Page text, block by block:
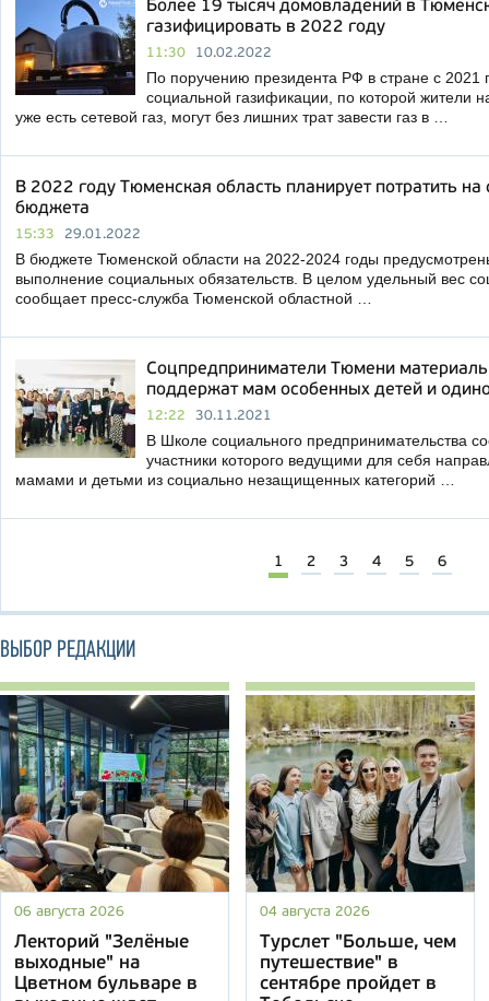
Более 19 тысяч домовладений в
газифицировать в 2022 году
11:30 10.02.2022
По поручению президента РФ в стране с 2021
социальной газификации, по которой жители
уже есть сетевой газ, могут без лишних трат завести газ в …
В 2022 году Тюменская область планирует потратить
бюджета
15:33 29.01.2022
В бюджете Тюменской области на 2022-2024 годы
выполнение социальных обязательств. В целом удельный вес
сообщает пресс-служба Тюменской областной …
Соцпредприниматели Тюмени
поддержат мам особенных детей и
12:22 30.11.2021
В Школе социального предпринимательства
участники которого ведущими для себя
мамами и детьми из социально незащищенных категорий …
1 2 3 4 5 6
ВЫБОР РЕДАКЦИИ
06 августа 2026
Лекторий "Зелёные
выходные" на
Цветном бульваре в
04 августа 2026
Турслет "Больше, чем
путешествие" в
сентябре пройдет в